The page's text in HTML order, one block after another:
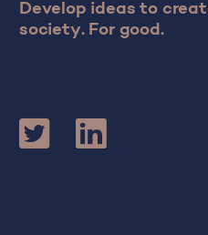
Develop ideas to
society. For good.